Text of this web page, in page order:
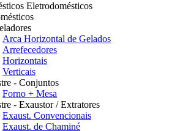
Eletrodomésticos
Arca Horizontal de Gelados
Arrefecedores
Horizontais
Verticais
- Conjuntos
Forno + Mesa
- Exaustor / Extratores
Exaust. Convencionais
Exaust. de Chaminé